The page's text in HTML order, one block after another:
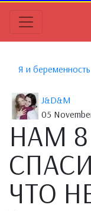
Я и беременность
J&D&M
05
НАМ
ЧТО